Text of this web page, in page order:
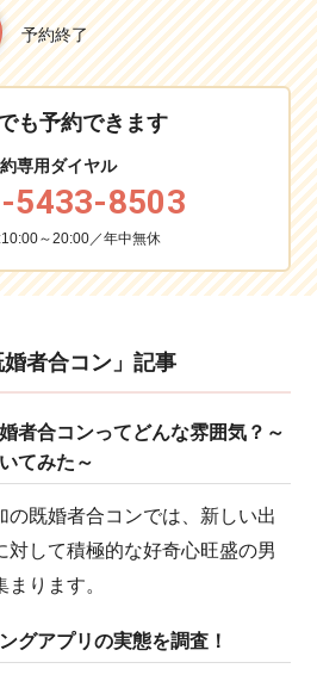
予約終了
も予約できます
専用ダイヤル
5433-8503
～20:00／年中無休
者合コン」記事
者合コンってどんな雰囲気？～
てみた～
の既婚者合コンでは、新しい出
対して積極的な好奇心旺盛の男
まります。
グアプリの実態を調査！